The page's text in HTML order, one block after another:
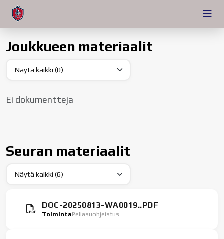
Joukkueen materiaalit
Ei dokumentteja
Seuran materiaalit
DOC-20250813-WA0019..PDF
ToimintaPeliasuohjeistus